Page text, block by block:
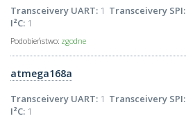
Transceivery UART: 1 Transceivery SPI:
I²C: 1
Podobieństwo: zgodne
atmega168a
Transceivery UART: 1 Transceivery SPI:
I²C: 1